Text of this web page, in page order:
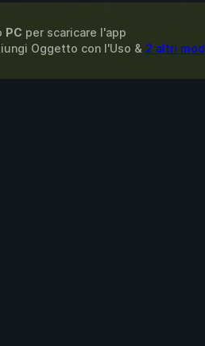
PC per scaricare l'app
Oggetto con l'Uso & 2 altri mod